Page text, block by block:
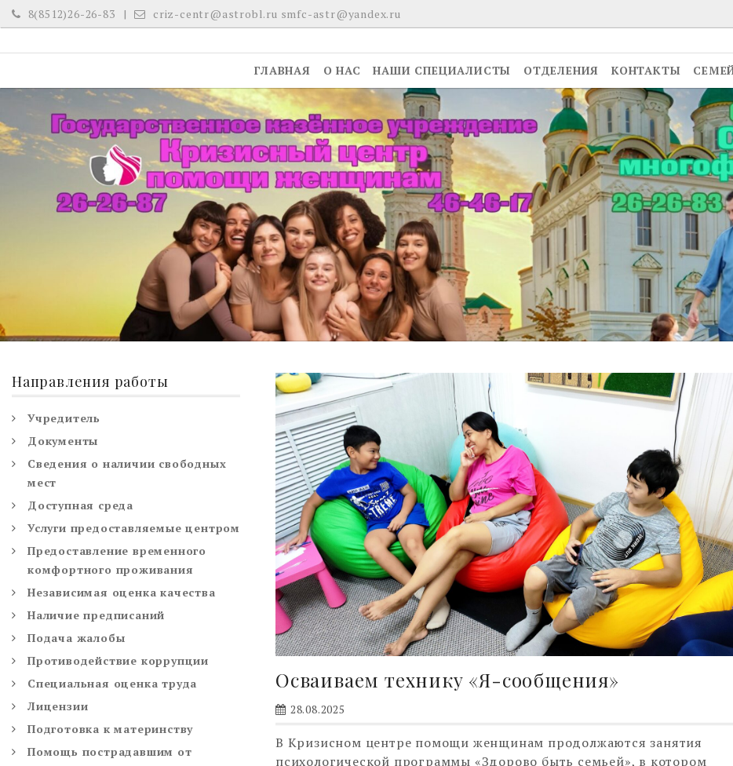
Skip
to
8(8512)26-26-83 criz-centr@astrobl.ru smfc-astr@yandex.ru
ГЛАВНАЯ О НАС НАШИ СПЕЦИАЛИСТЫ ОТДЕЛЕНИЯ КОНТАКТЫ
Осваиваем технику «Я-сообщения»
28.08.2025
В Кризисном центре помощи женщинам продолжаются занятия
психологической программы «Здорово быть семьей», в котором
Направления работы
Учредитель
Документы
Сведения о наличии свободных
мест
Доступная среда
Услуги предоставляемые центром
Предоставление временного
комфортного проживания
Независимая оценка качества
Наличие предписаний
Подача жалобы
Противодействие коррупции
Специальная оценка труда
Лицензии
Подготовка к материнству
Помощь пострадавшим от